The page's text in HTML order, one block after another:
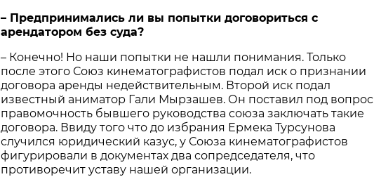
– Предпринимались ли вы попытки договориться с
арендатором без суда?
– Конечно! Но наши попытки не нашли понимания. Только
после этого Союз кинематографистов подал иск о признании
договора аренды недействительным. Второй иск подал
известный аниматор Гали Мырзашев. Он поставил под вопрос
правомочность бывшего руководства союза заключать такие
договора. Ввиду того что до избрания Ермека Турсунова
случился юридический казус, у Союза кинематографистов
фигурировали в документах два сопредседателя, что
противоречит уставу нашей организации.